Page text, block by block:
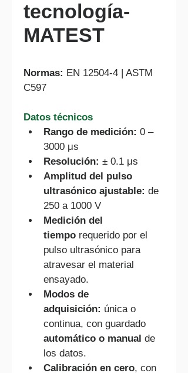
tecnología-
MATEST
Normas: EN 12504-4 | ASTM
C597
Datos técnicos
Rango de medición: 0 –
3000 μs
Resolución: ± 0.1 μs
Amplitud del pulso
ultrasónico ajustable: de
250 a 1000 V
Medición del
tiempo requerido por el
pulso ultrasónico para
atravesar el material
ensayado.
Modos de
adquisición: única o
continua, con guardado
automático o manual de
los datos.
Calibración en cero, con